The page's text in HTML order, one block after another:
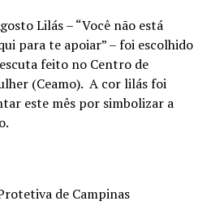
Lilás – “Você não está
para te apoiar” – foi escolhido
feito no Centro de
(Ceamo). A cor lilás foi
este mês por simbolizar a
de Campinas